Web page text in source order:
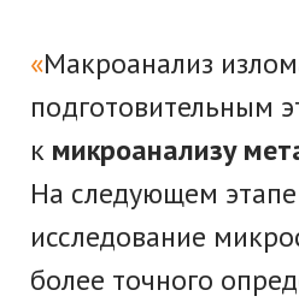
Макроанализ
подготовительным
к микроанализу
На следующем
исследование
более точного